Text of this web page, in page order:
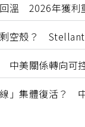
溫 2026年獲利
空殼？
中美關係轉向可
」集體復活？